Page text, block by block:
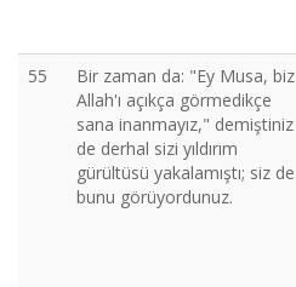
55
Bir zaman da: "Ey Musa, biz
Allah'ı açıkça görmedikçe
sana inanmayız," demiştiniz
de derhal sizi yıldırım
gürültüsü yakalamıştı; siz de
bunu görüyordunuz.